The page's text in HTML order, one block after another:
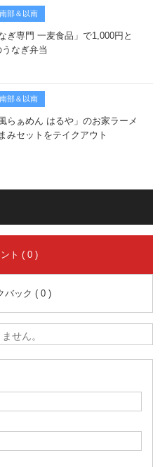
部＆以南
ぎ専門 一麦食品」で1,000円と
なぎ弁当
部＆以南
らぁめん はるや」のお家ラーメ
みセットをテイクアウト
ト ( 0 )
バック ( 0 )
せん。